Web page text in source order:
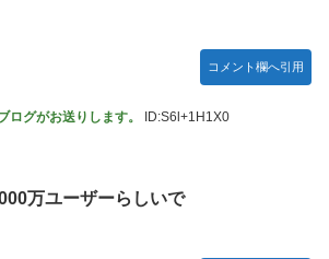
コメント欄へ引用
グがお送りします。 ID:S6l+1H1X0
万ユーザーらしいで